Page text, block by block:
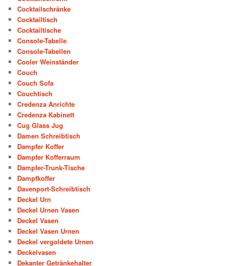
Cocktailschränke
Cocktailtisch
Cocktailtische
Console-Tabelle
Console-Tabellen
Cooler Weinständer
Couch
Couch Sofa
Couchtisch
Credenza Anrichte
Credenza Kabinett
Cug Glass Jug
Damen Schreibtisch
Dampfer Koffer
Dampfer Kofferraum
Dampfer-Trunk-Tische
Dampfkoffer
Davenport-Schreibtisch
Deckel Urn
Deckel Urnen Vasen
Deckel Vasen
Deckel Vasen Urnen
Deckel vergoldete Urnen
Deckelvasen
Dekanter Getränkehalter